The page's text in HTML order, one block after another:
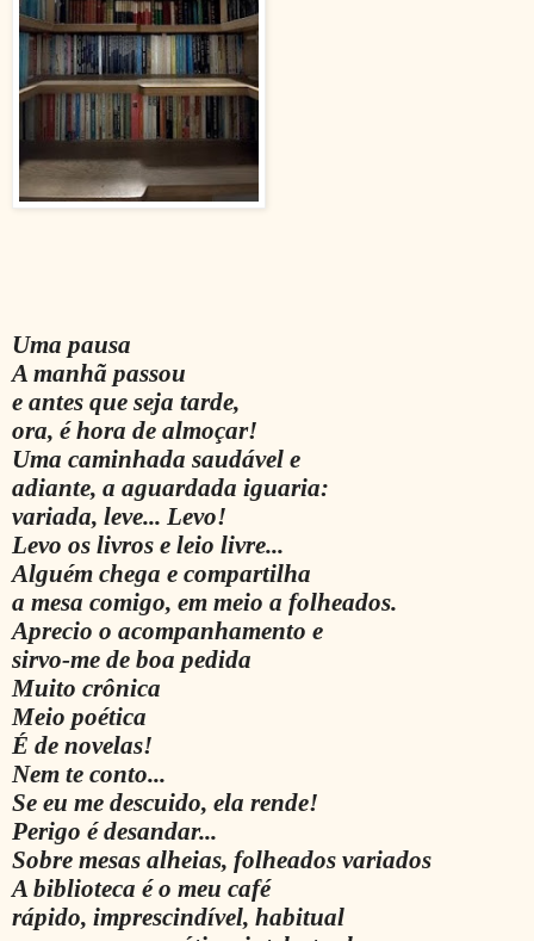
Uma pausa
A manhã passou
e antes que seja tarde,
ora, é hora de almoçar!
Uma caminhada saudável e
adiante, a aguardada iguaria:
variada, leve... Levo!
Levo os livros e leio livre...
Alguém chega e compartilha
a mesa comigo, em meio a folheados.
Aprecio o acompanhamento e
sirvo-me de boa pedida
Muito crônica
Meio poética
É de novelas!
Nem te conto...
Se eu me descuido, ela rende!
Perigo é desandar...
Sobre mesas alheias, folheados variados
A biblioteca é o meu café
rápido, imprescindível, habitual